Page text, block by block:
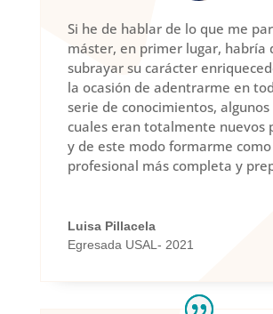
Si he de hablar de lo que me
máster, en primer lugar, habría
subrayar su carácter
la ocasión de adentrarme en
serie de conocimientos, algunos
cuales eran totalmente nuevos
y de este modo formarme
profesional más completa y
Luisa Pillacela
Egresada USAL- 2021